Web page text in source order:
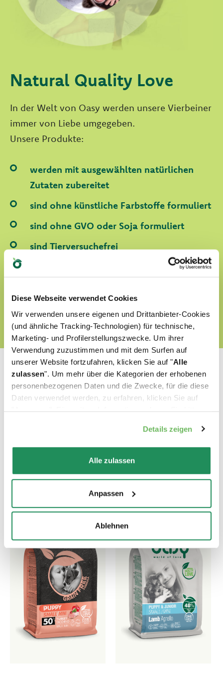
Diese Webseite verwendet Cookies
Wir verwenden unsere eigenen und Drittanbieter-Cookies
(und ähnliche Tracking-Technologien) für technische,
Marketing- und Profilerstellungszwecke. Um ihrer
Verwendung zuzustimmen und mit dem Surfen auf
unserer Website fortzufahren, klicken Sie auf "Alle
zulassen". Um mehr über die Kategorien der erhobenen
personenbezogenen Daten und die Zwecke, für die diese
Daten verwendet werden, zu erfahren, klicken Sie auf
Details zeigen
Alle zulassen
Anpassen
Ablehnen
Natural Quality Love
In der Welt von Oasy werden unsere Vierbeiner
immer von Liebe umgegeben.
Unsere Produkte:
werden mit ausgewählten natürlichen
Zutaten zubereitet
sind ohne künstliche Farbstoffe formuliert
sind ohne GVO oder Soja formuliert
sind Tierversuchefrei
Welches ist Ihr Liebling?
Finden Sie unsere besten Produkte für Ihr
Haustier heraus